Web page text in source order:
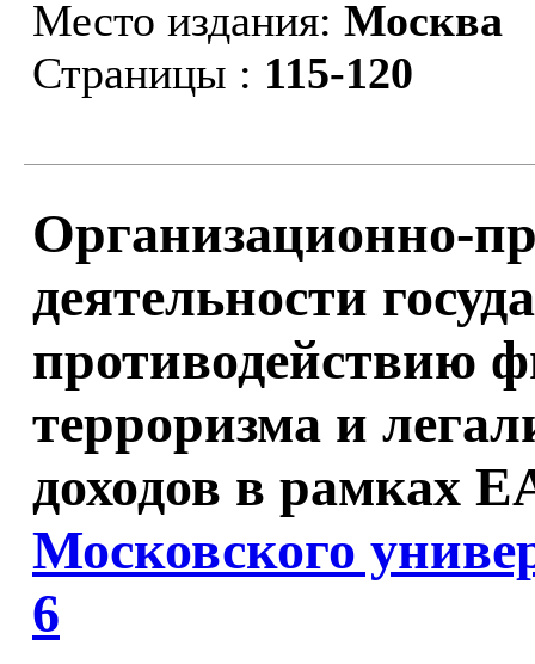
Место издания: Москва
Страницы : 115-120
Организационно-
деятельности
противодействию
терроризма и
доходов в рамках
Московского
6